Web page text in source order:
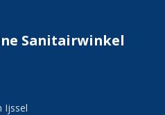
Sanitairwinkel
Ijssel